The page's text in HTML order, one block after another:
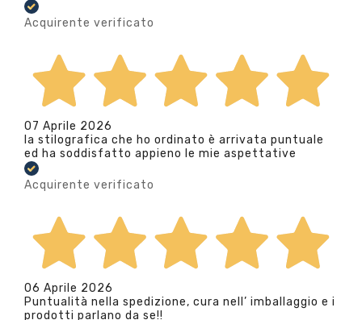
Acquirente verificato
07 Aprile 2026
la stilografica che ho ordinato è arrivata puntuale
ed ha soddisfatto appieno le mie aspettative
Acquirente verificato
06 Aprile 2026
Puntualità nella spedizione, cura nell’ imballaggio e i
prodotti parlano da se!!